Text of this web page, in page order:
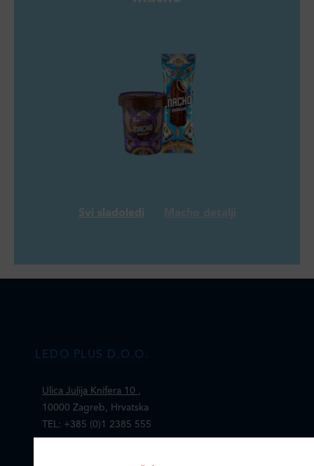
Svi sladoledi
LEDO PLUS D.O.O.
Ulica Julija Knifera 10 ,
10000 Zagreb, Hrvatska
TEL: +385 (0)1 2385 555